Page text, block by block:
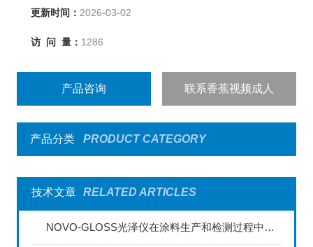
更新时间： 2026-03-02
访 问 量： 1286
产品咨询 联系香蕉视频成人
产品分类 PRODUCT CATEGORY
技术文章 RELATED ARTICLES
NOVO-GLOSS光泽仪在涂料生产和检测过程中的应用